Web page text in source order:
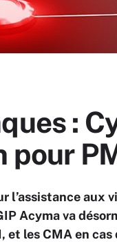
:
pour
l’assistance aux
Acyma va
et les CMA en